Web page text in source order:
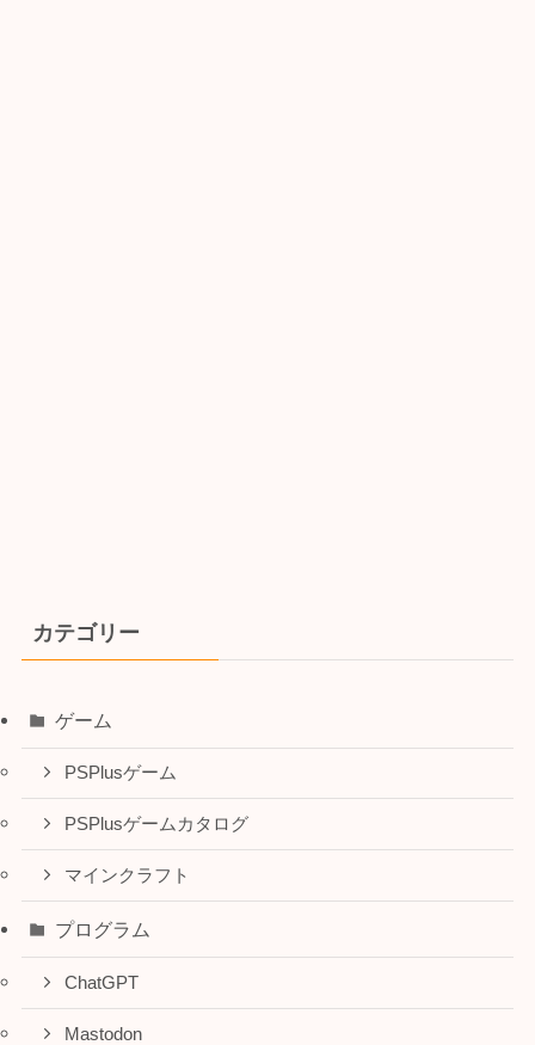
カテゴリー
ゲーム
PSPlusゲーム
PSPlusゲームカタログ
マインクラフト
プログラム
ChatGPT
Mastodon